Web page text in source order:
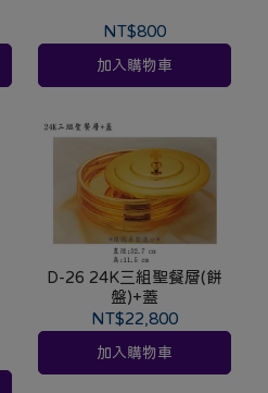
NT$800
加入購物車
D-26 24K三組聖餐層(餅
盤)+蓋
NT$22,800
加入購物車